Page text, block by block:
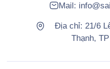
Mail:
Địa chỉ: 21/6
Thạnh,